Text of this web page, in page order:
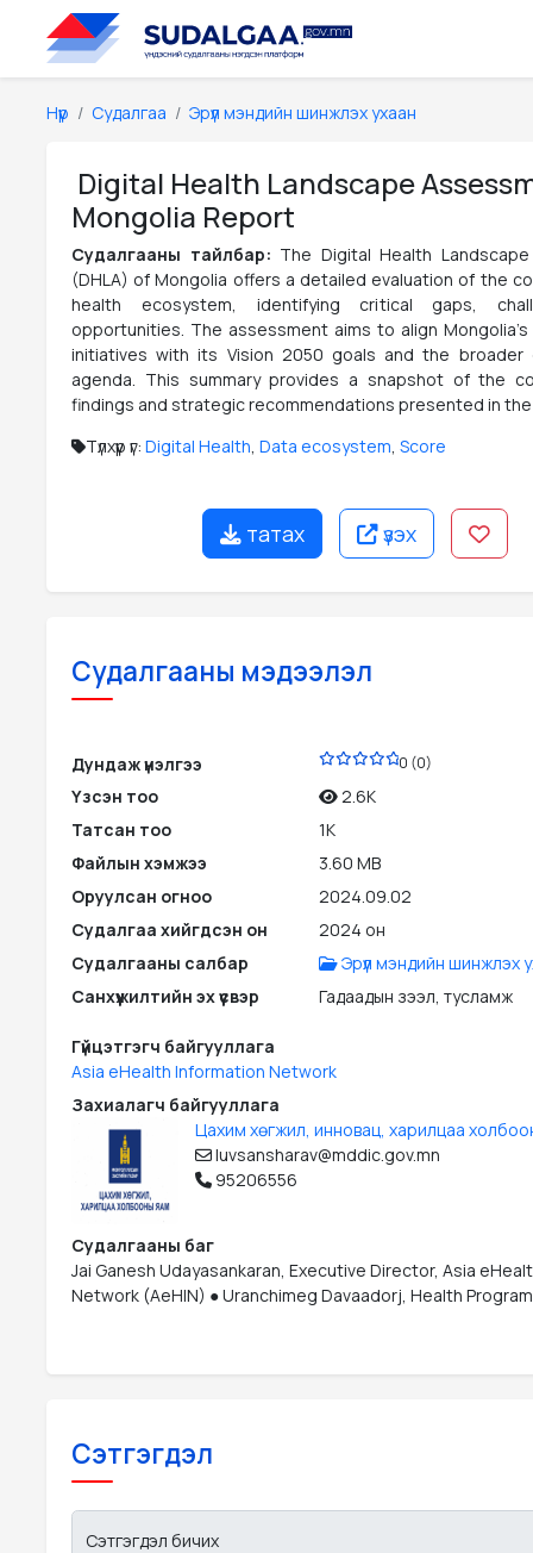
Нүүр Судалгаа Эрүүл мэндийн шинжлэх ухаан
Digital Health Landscape
Mongolia Report
Судалгааны тайлбар: The Digital Health
(DHLA) of Mongolia offers a detailed evaluation of the
health ecosystem, identifying critical gaps,
opportunities. The assessment aims to align
initiatives with its Vision 2050 goals and the broader
agenda. This summary provides a snapshot of the
findings and strategic recommendations presented in
Түлхүүр үг: Digital Health, Data ecosystem, Score
татах үзэх
Судалгааны мэдээлэл
Дундаж үнэлгээ 0 (0)
Үзсэн тоо
2.6K
Татсан тоо
1K
Файлын хэмжээ
3.60 MB
Оруулсан огноо
2024.09.02
Судалгаа хийгдсэн он
2024 он
Судалгааны салбар
Эрүүл мэндийн шинжлэх
Санхүүжилтийн эх үүсвэр
Гадаадын зээл, тусламж
Гүйцэтгэгч байгууллага
Asia eHealth Information Network
Захиалагч байгууллага
Цахим хөгжил, инновац, харилцаа
luvsansharav@mddic.gov.mn
95206556
Судалгааны баг
Jai Ganesh Udayasankaran, Executive Director, Asia
Network (AeHIN) ● Uranchimeg Davaadorj, Health
Сэтгэгдэл
Сэтгэгдэл бичих